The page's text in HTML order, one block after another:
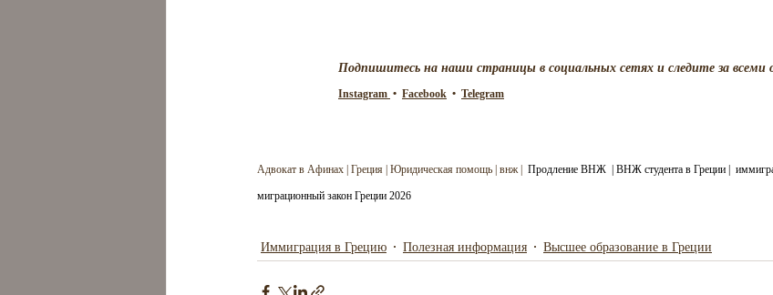
Подпишитесь на наши страницы в социальных сетях и следите за всеми
Instagram • Facebook • Telegram
Адвокат в Афинах | Греция | Юридическая помощь | внж | Продление ВНЖ  | ВНЖ студента в Греции |
миграционный закон Греции 2026
Иммиграция в Грецию Полезная информация Высшее образование в Греции